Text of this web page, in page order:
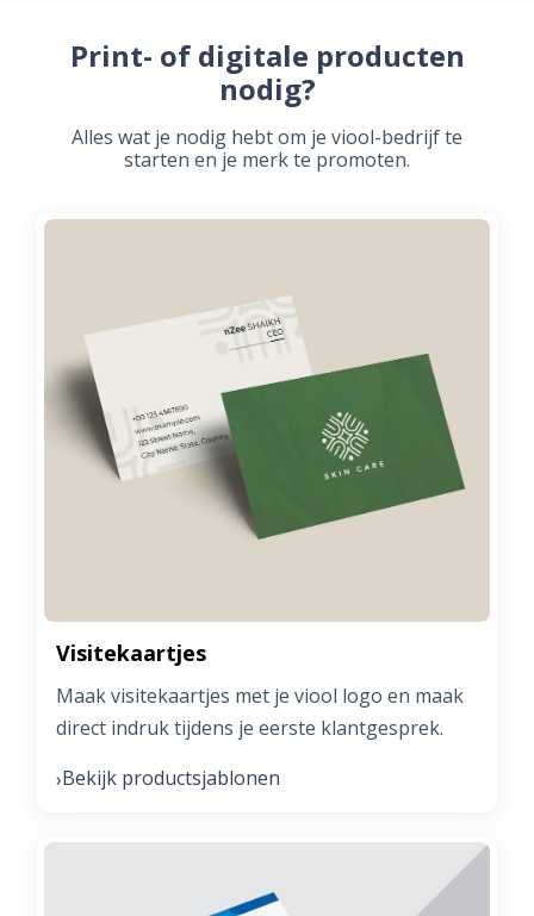
Print- of digitale producten
nodig?
Alles wat je nodig hebt om je viool-bedrijf te
starten en je merk te promoten.
Visitekaartjes
Maak visitekaartjes met je viool logo en maak
direct indruk tijdens je eerste klantgesprek.
›Bekijk productsjablonen